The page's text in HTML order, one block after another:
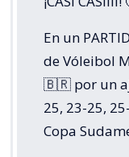
En un
de Vóleibol
🇧🇷 por un
25, 23-25,
Copa